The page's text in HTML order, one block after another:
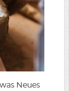
Neues